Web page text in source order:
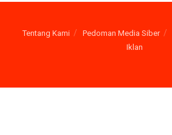
Tentang Kami Pedoman Media Siber
Iklan